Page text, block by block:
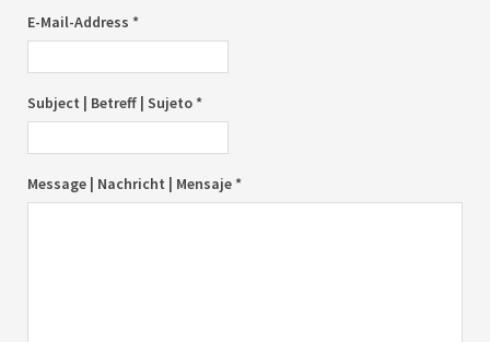
E-Mail-Address *
Subject | Betreff | Sujeto *
Message | Nachricht | Mensaje *